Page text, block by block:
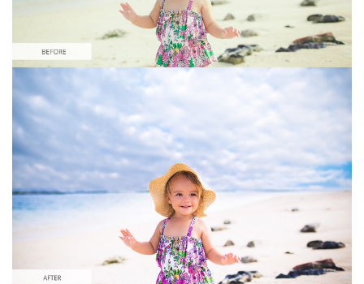
Выберите Вариант
Free Photoshop Overlay #9
Small 800*533px
Sky Background